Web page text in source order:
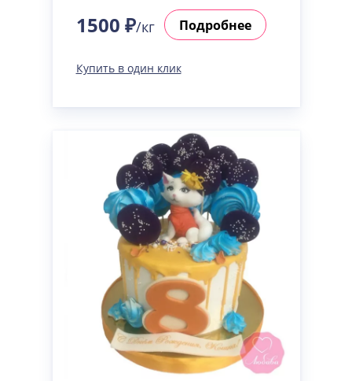
1500 ₽/кг Подробнее
Купить в один клик